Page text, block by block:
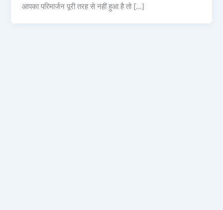
आपका परिमार्जन पूरी तरह से नहीं हुआ है तो […]